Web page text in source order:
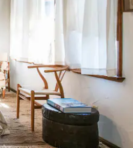
erkunde die Ergebnisse durch